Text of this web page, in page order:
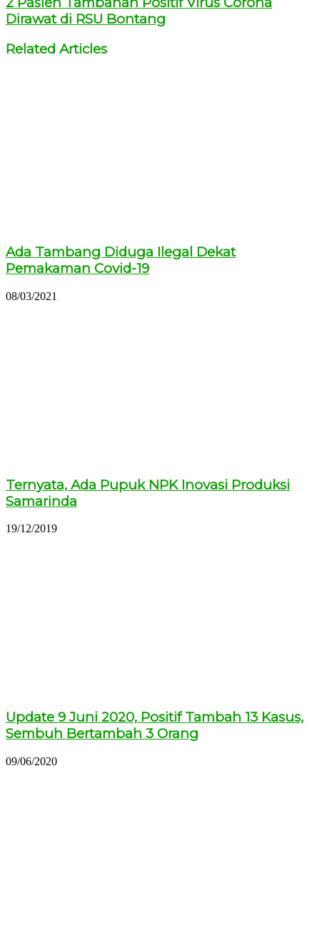
Dirawat di RSU Bontang
Related Articles
Ada Tambang Diduga Ilegal Dekat
Pemakaman Covid-19
08/03/2021
Ternyata, Ada Pupuk NPK Inovasi Produksi
Samarinda
19/12/2019
Update 9 Juni 2020, Positif Tambah 13 Kasus,
Sembuh Bertambah 3 Orang
09/06/2020